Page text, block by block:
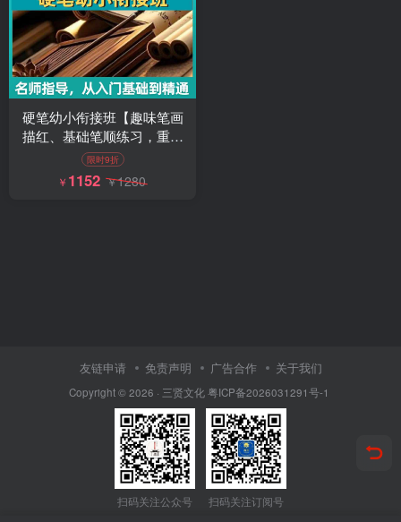
硬笔幼小衔接班【趣味笔画
描红、基础笔顺练习，重点
规范正确握笔与坐姿，系统
进行控笔训练，培养良好书
写习惯。】
限时9折
￥ 1152 ￥1280
友链申请 免责声明 广告合作 关于我们
Copyright © 2026 · 三贤文化粤ICP备2026031291号-1
扫码关注公众号 扫码关注订阅号